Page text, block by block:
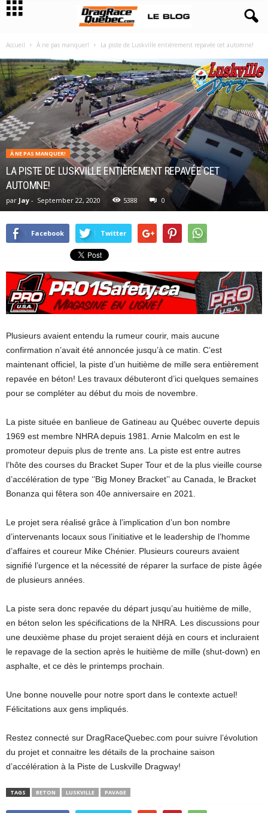
Accueil À ne pas manquer! La piste de Luskville entièrement repavée cet automne!
À NE PAS MANQUER!
LA PISTE DE LUSKVILLE ENTIÈREMENT REPAVÉE CET
AUTOMNE!
par Jay - September 22, 2020 5388 0
Facebook Twitter
Plusieurs avaient entendu la rumeur courir, mais aucune
confirmation n’avait été annoncée jusqu’à ce matin. C’est
maintenant officiel, la piste d’un huitième de mille sera entièrement
repavée en béton! Les travaux débuteront d’ici quelques semaines
pour se compléter au début du mois de novembre.
La piste située en banlieue de Gatineau au Québec ouverte depuis
1969 est membre NHRA depuis 1981. Arnie Malcolm en est le
promoteur depuis plus de trente ans. La piste est entre autres
l’hôte des courses du Bracket Super Tour et de la plus vieille course
d’accélération de type ‘’Big Money Bracket’’ au Canada, le Bracket
Bonanza qui fêtera son 40e anniversaire en 2021.
Le projet sera réalisé grâce à l’implication d’un bon nombre
d’intervenants locaux sous l’initiative et le leadership de l’homme
d’affaires et coureur Mike Chénier. Plusieurs coureurs avaient
signifié l’urgence et la nécessité de réparer la surface de piste âgée
de plusieurs années.
La piste sera donc repavée du départ jusqu’au huitième de mille,
en béton selon les spécifications de la NHRA. Les discussions pour
une deuxième phase du projet seraient déjà en cours et incluraient
le repavage de la section après le huitième de mille (shut-down) en
asphalte, et ce dès le printemps prochain.
Une bonne nouvelle pour notre sport dans le contexte actuel!
Félicitations aux gens impliqués.
Restez connecté sur DragRaceQuebec.com pour suivre l’évolution
du projet et connaitre les détails de la prochaine saison
d’accélération à la Piste de Luskville Dragway!
TAGS BETON LUSKVILLE PAVAGE